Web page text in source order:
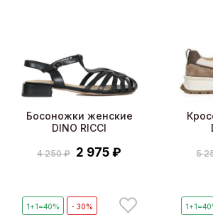
Босоножки женские
DINO RICCI
4 250 ₽ 2 975 ₽ 5
1+1=40% - 30%